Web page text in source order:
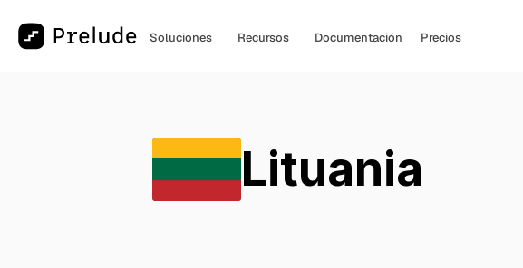
Soluciones Recursos Documentación Precios
Lituania